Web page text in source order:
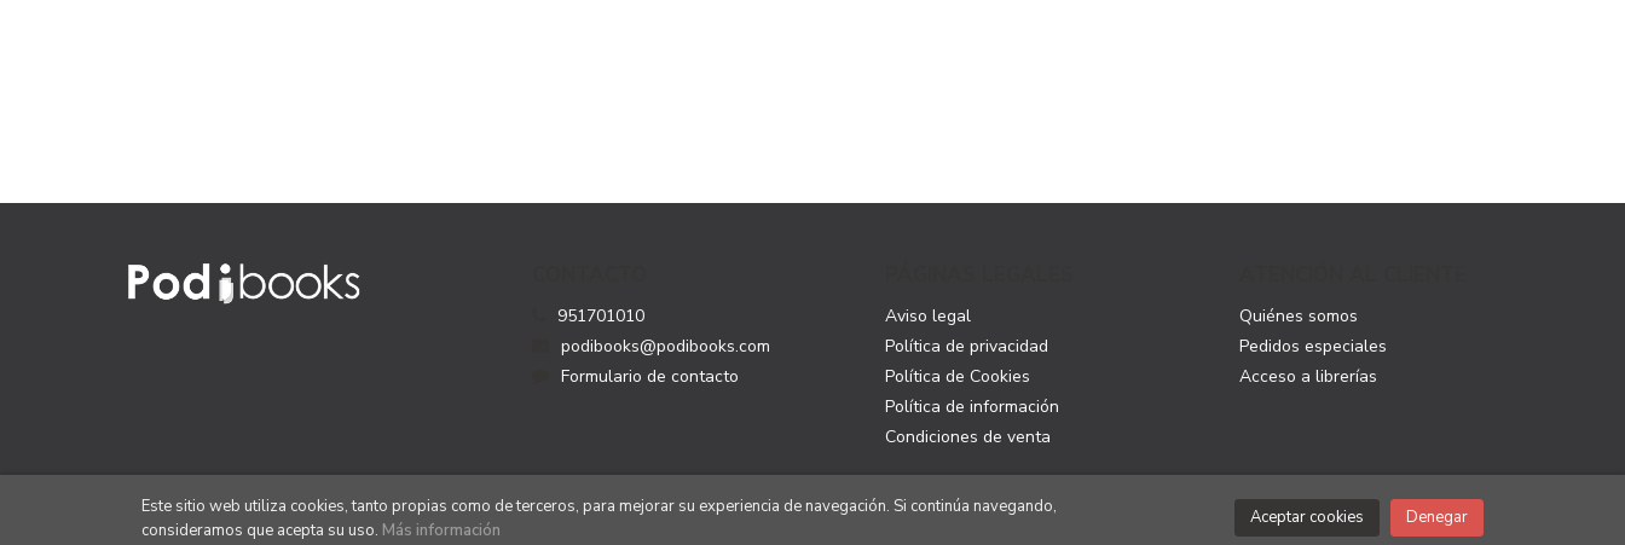
951701010
podibooks@podibooks.com
Formulario de contacto
Aviso legal
Política de privacidad
Política de Cookies
Política de información
Condiciones de venta
Quiénes somos
Pedidos especiales
Acceso a librerías
Este sitio web utiliza cookies, tanto propias como de terceros, para mejorar su experiencia de navegación. Si continúa navegando,
consideramos que acepta su uso. Más información
Aceptar cookies Denegar